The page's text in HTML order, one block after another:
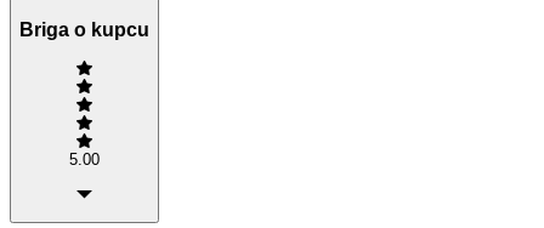
Briga o kupcu
5.00